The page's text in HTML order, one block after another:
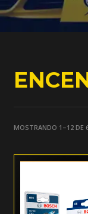
MOSTRANDO 1–12 DE